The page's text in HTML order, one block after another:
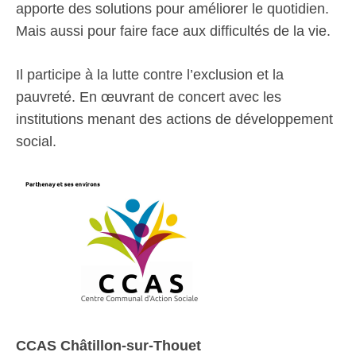
apporte des solutions pour améliorer le quotidien.
Mais aussi pour faire face aux difficultés de la vie.
Il participe à la lutte contre l’exclusion et la
pauvreté. En œuvrant de concert avec les
institutions menant des actions de développement
social.
CCAS Châtillon-sur-Thouet